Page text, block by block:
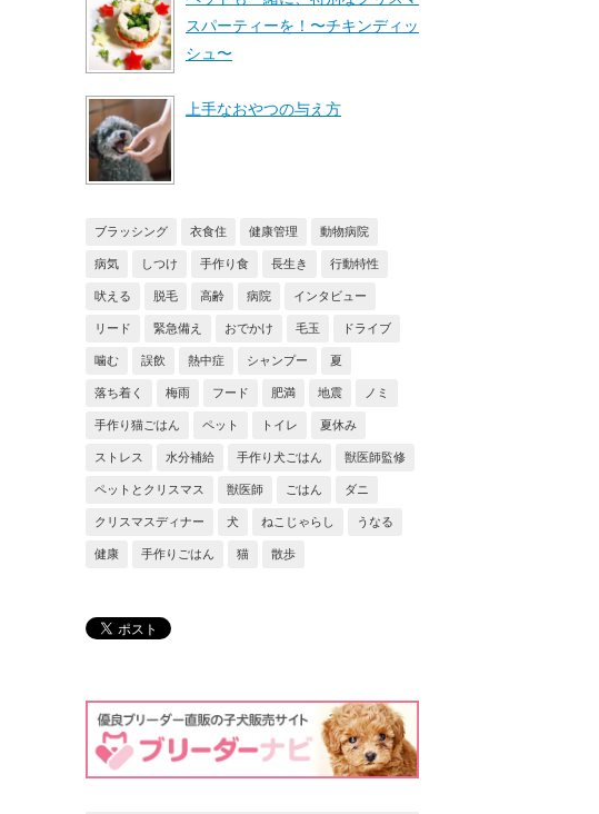
スパーティーを！〜チキンディッ
シュ〜
上手なおやつの与え方
ブラッシング 衣食住 健康管理 動物病院
病気 しつけ 手作り食 長生き 行動特性
吠える 脱毛 高齢 病院 インタビュー
リード 緊急備え おでかけ 毛玉 ドライブ
噛む 誤飲 熱中症 シャンプー 夏
落ち着く 梅雨 フード 肥満 地震 ノミ
手作り猫ごはん ペット トイレ 夏休み
ストレス 水分補給 手作り犬ごはん 獣医師監修
ペットとクリスマス 獣医師 ごはん ダニ
クリスマスディナー 犬 ねこじゃらし うなる
健康 手作りごはん 猫 散歩